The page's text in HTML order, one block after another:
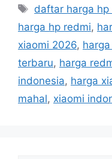
e
g
o
r
i
s
T
a
g
s
daftar harga hp
harga hp redmi,
xiaomi 2026,
terbaru, harga
indonesia, harga
mahal, xiaomi